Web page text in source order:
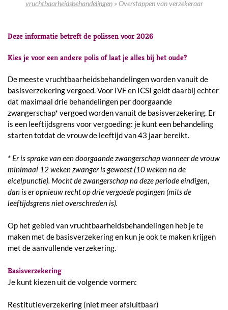
vruchtbaarheidsbehandelingen» Overstappen van verzekeraar
Deze informatie betreft de polissen voor 2026
Kies je voor een andere polis of laat je alles bij het oude?
De meeste vruchtbaarheidsbehandelingen worden vanuit de
basisverzekering vergoed. Voor IVF en ICSI geldt daarbij echter
dat maximaal drie behandelingen per doorgaande
zwangerschap* vergoed worden vanuit de basisverzekering. Er
is een leeftijdsgrens voor vergoeding: je kunt een behandeling
starten totdat de vrouw de leeftijd van 43 jaar bereikt.
* Er is sprake van een doorgaande zwangerschap wanneer de vrouw
minimaal 12 weken zwanger is geweest (10 weken na de
eicelpunctie). Mocht de zwangerschap na deze periode eindigen,
dan is er opnieuw recht op drie vergoede pogingen (mits de
leeftijdsgrens niet overschreden is).
Op het gebied van vruchtbaarheidsbehandelingen heb je te
maken met de basisverzekering en kun je ook te maken krijgen
met de aanvullende verzekering.
Basisverzekering
Je kunt kiezen uit de volgende vormen:
Restitutieverzekering (niet meer afsluitbaar)